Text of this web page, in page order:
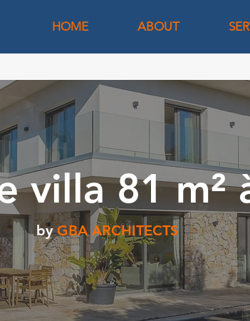
HOME ABOUT
villa 81 m²
by GBA ARCHITECTS